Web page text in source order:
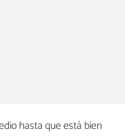
hasta que está bien